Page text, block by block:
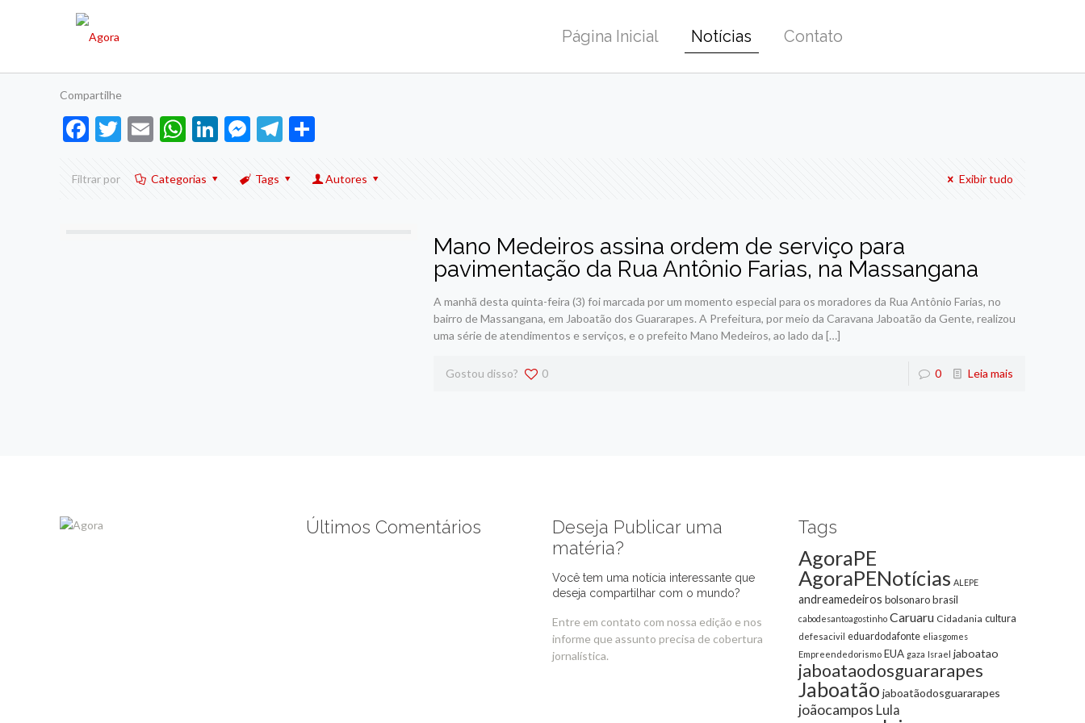
Página Inicial Notícias Contato
Compartilhe
Facebook
Twitter
EmailWhatsApp
LinkedIn
Messenger
Telegram
Filtrar por Categorias Tags Autores Exibir tudo
Mano Medeiros assina ordem de serviço para
pavimentação da Rua Antônio Farias, na Massangana
A manhã desta quinta-feira (3) foi marcada por um momento especial para os moradores da Rua Antônio Farias, no
bairro de Massangana, em Jaboatão dos Guararapes. A Prefeitura, por meio da Caravana Jaboatão da Gente, realizou
uma série de atendimentos e serviços, e o prefeito Mano Medeiros, ao lado da […]
Gostou disso? 0 0 Leia mais
Últimos Comentários
Deseja Publicar uma
matéria?
Você tem uma notícia interessante que
deseja compartilhar com o mundo?
Entre em contato com nossa edição e nos
informe que assunto precisa de cobertura
jornalística.
Tags
AgoraPE
AgoraPENotícias ALEPE
andreamedeiros bolsonarobrasil
cabodesantoagostinho Caruaru Cidadania cultura
defesacivil eduardodafonte eliasgomes
Empreendedorismo EUA gaza Israel jaboatao
jaboataodosguararapes
Jaboatão jaboatãodosguararapes
joãocampos Lula